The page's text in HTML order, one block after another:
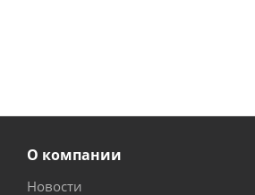
О компании
Новости